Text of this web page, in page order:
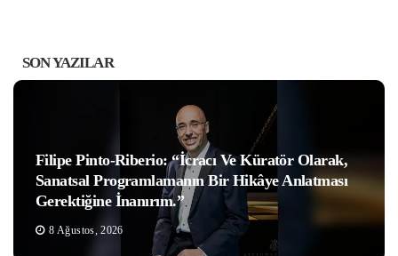
SON YAZILAR
Filipe Pinto-Riberio: “İcracı Ve Küratör Olarak,
Sanatsal Programlamanın Bir Hikâye Anlatması
Gerektiğine İnanırım.”
8 Ağustos, 2026